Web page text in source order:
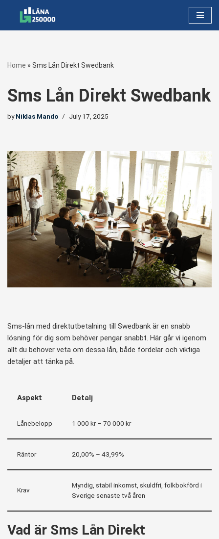
Home » Sms Lån Direkt Swedbank
Sms Lån Direkt Swedbank
byNiklas Mando July 17, 2025
Sms-lån med direktutbetalning till Swedbank är en snabb
lösning för dig som behöver pengar snabbt. Här går vi igenom
allt du behöver veta om dessa lån, både fördelar och viktiga
detaljer att tänka på.
Aspekt Detalj
Lånebelopp 1 000 kr – 70 000 kr
Räntor 20,00% – 43,99%
Krav
Myndig, stabil inkomst, skuldfri, folkbokförd i
Sverige senaste två åren
Vad är Sms Lån Direkt